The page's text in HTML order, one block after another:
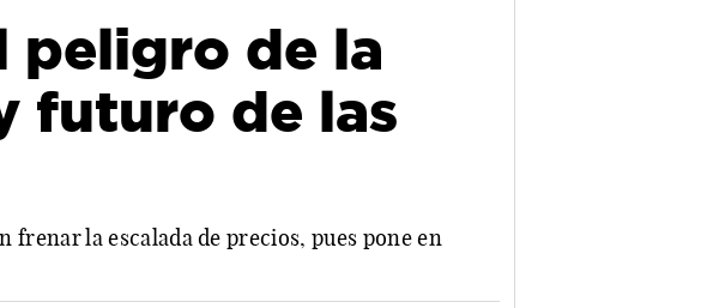
peligro de la
futuro de las
la escalada de precios, pues pone en